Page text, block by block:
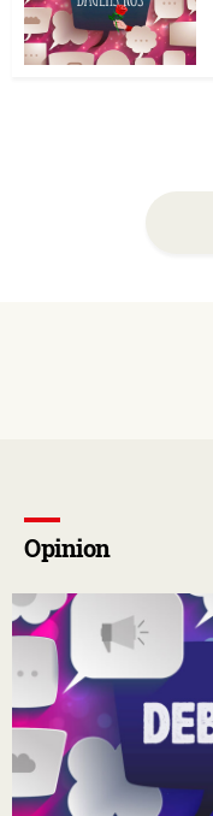
Opinion